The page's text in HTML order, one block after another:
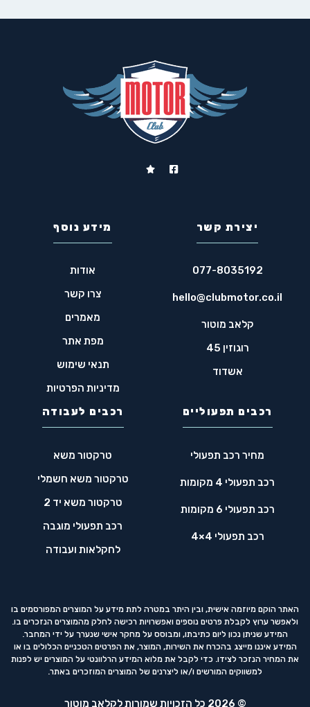
יצירת קשר
077-8035192
hello@clubmotor.co.il
קלאב מוטור
רוגוזין 45
אשדוד
מידע נוסף
אודות
צרו קשר
מאמרים
מפת אתר
תנאי שימוש
מדיניות הפרטיות
רכבים תפעוליים
מחיר רכב תפעולי
רכב תפעולי 4 מקומות
רכב תפעולי 6 מקומות
רכב תפעולי 4×4
רכבים לעבודה
טרקטור משא
טרקטור משא חשמלי
טרקטור משא יד 2
רכב תפעולי מוגבה
לחקלאות ועבודה
האתר הוקם מיוזמה אישית, ובין היתר במטרה לתת מידע על המוצרים המפורסמים בו
ולאפשר ערוץ לקבלת פרטים נוספים ואפשרויות רכישה לחלק מהמוצרים הנזכרים בו.
המידע שניתן נכון ליום כתיבתו, ומבוסס על מחקר אישי שנערך על ידי המחבר.
המידע איננו מייצג בהכרח את השירות, המוצר, את הפרטים הטכניים הכלולים בו או
את המחיר הנזכר לצידו. כדי לקבל את מלוא המידע הרלוונטי על המוצרים יש לפנות
למשווקים המורשים ו/או ליצרנים של המוצרים המוזכרים באתר.
© 2026 כל הזכויות שמורות לקלאב מוטור